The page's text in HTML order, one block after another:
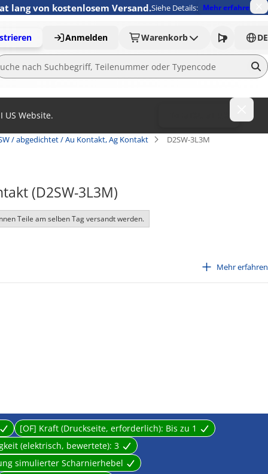
lang von kostenlosem Versand.Siehe Details: Mehr erfahren
Anmelden Warenkorb DE
US Website.
/ abgedichtet / Au Kontakt, Ag Kontakt D2SW-3L3M
(D2SW-3L3M)
Teile am selben Tag versandt werden.
Mehr erfahren
[OF] Kraft (Druckseite, erforderlich): Bis zu 1
(elektrisch, bewertete): 3
simulierter Scharnierhebel